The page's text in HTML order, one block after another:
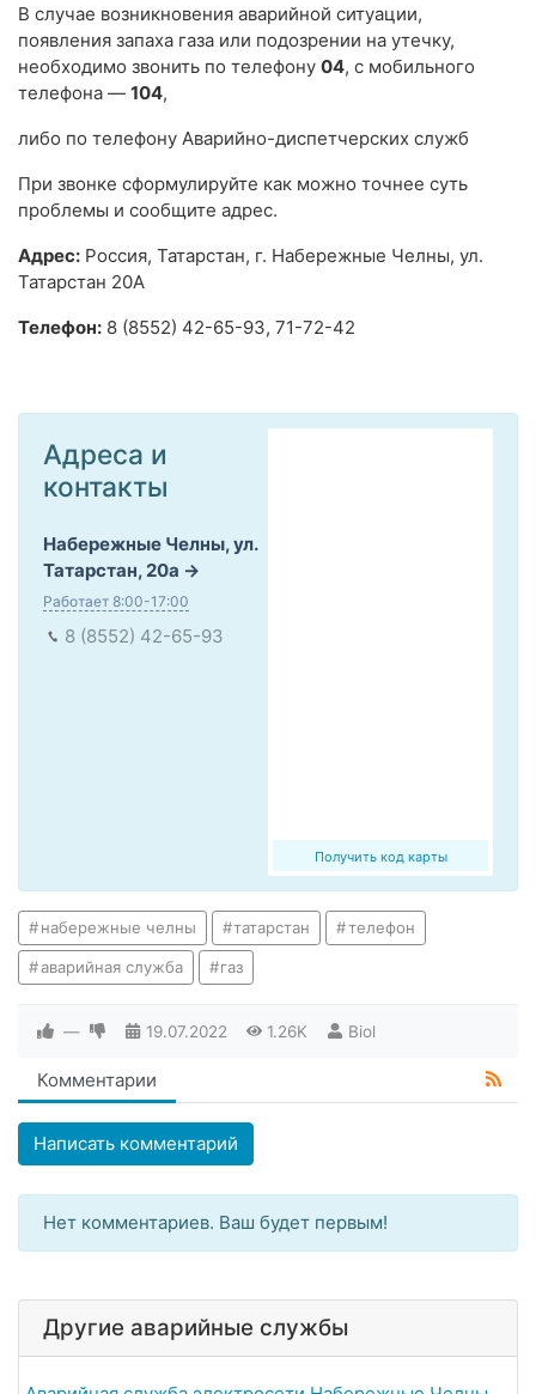
В случае возникновения аварийной ситуации,
появления запаха газа или подозрении на утечку,
необходимо звонить по телефону 04, с мобильного
телефона — 104,
либо по телефону Аварийно-диспетчерских служб
При звонке сформулируйте как можно точнее суть
проблемы и сообщите адрес.
Адрес: Россия, Татарстан, г. Набережные Челны, ул.
Татарстан 20А
Телефон: 8 (8552) 42-65-93, 71-72-42
Получить код карты
Адреса и
контакты
Набережные Челны, ул.
Татарстан, 20а
Работает 8:00-17:00
8 (8552) 42-65-93
набережные челны татарстан телефон
аварийная служба газ
— 19.07.2022 1.26K Biol
Комментарии
Написать комментарий
Нет комментариев. Ваш будет первым!
Другие аварийные службы